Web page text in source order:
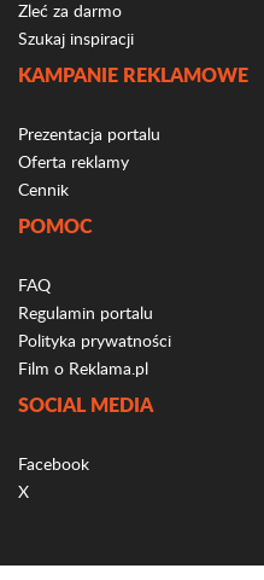
Zleć za darmo
Szukaj inspiracji
KAMPANIE REKLAMOWE
Prezentacja portalu
Oferta reklamy
Cennik
POMOC
FAQ
Regulamin portalu
Polityka prywatności
Film o Reklama.pl
SOCIAL MEDIA
Facebook
X